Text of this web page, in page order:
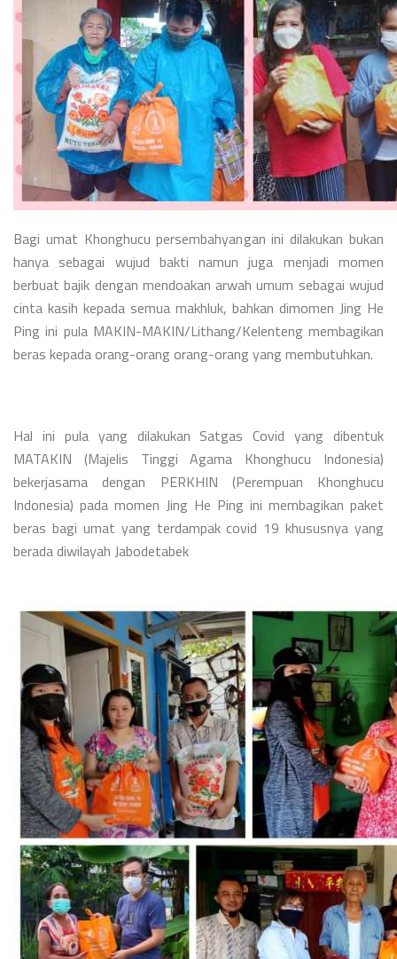
Bagi umat Khonghucu persembahyangan ini dilakukan bukan
hanya sebagai wujud bakti namun juga menjadi momen
berbuat bajik dengan mendoakan arwah umum sebagai wujud
cinta kasih kepada semua makhluk, bahkan dimomen Jing He
Ping ini pula MAKIN-MAKIN/Lithang/Kelenteng membagikan
beras kepada orang-orang orang-orang yang membutuhkan.
Hal ini pula yang dilakukan Satgas Covid yang dibentuk
MATAKIN (Majelis Tinggi Agama Khonghucu Indonesia)
bekerjasama dengan PERKHIN (Perempuan Khonghucu
Indonesia) pada momen Jing He Ping ini membagikan paket
beras bagi umat yang terdampak covid 19 khususnya yang
berada diwilayah Jabodetabek